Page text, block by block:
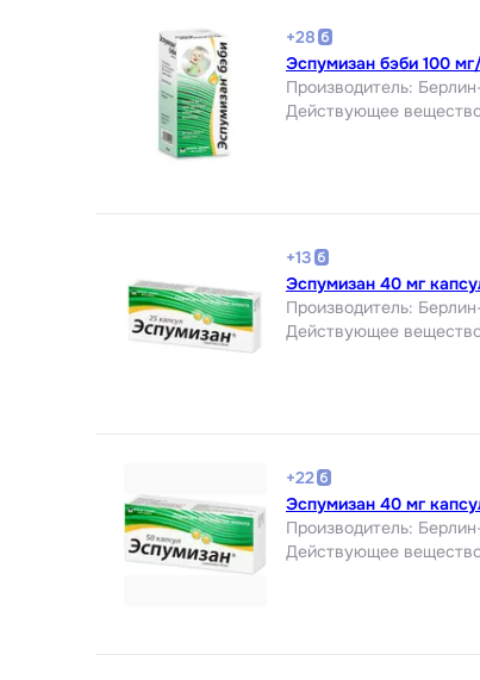
+28
Эспумизан бэби 100
Производитель:
Действующее
+13
Эспумизан 40 мг
Производитель:
Действующее
+22
Эспумизан 40 мг
Производитель:
Действующее